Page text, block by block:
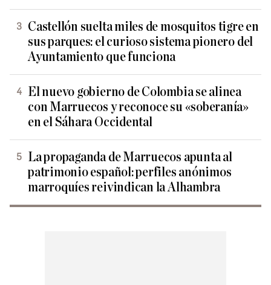
Castellón suelta miles de mosquitos tigre en
sus parques: el curioso sistema pionero del
Ayuntamiento que funciona
El nuevo gobierno de Colombia se alinea
con Marruecos y reconoce su «soberanía»
en el Sáhara Occidental
La propaganda de Marruecos apunta al
patrimonio español: perfiles anónimos
marroquíes reivindican la Alhambra